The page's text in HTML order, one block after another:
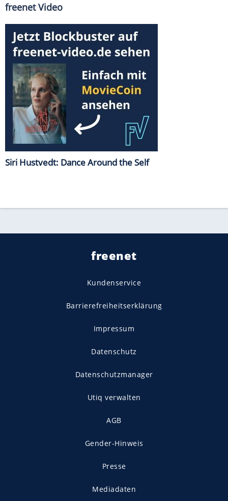
freenet Video
Siri Hustvedt: Dance Around the Self
freenet
Kundenservice
Barrierefreiheitserklärung
Impressum
Datenschutz
Datenschutzmanager
Utiq verwalten
AGB
Gender-Hinweis
Presse
Mediadaten